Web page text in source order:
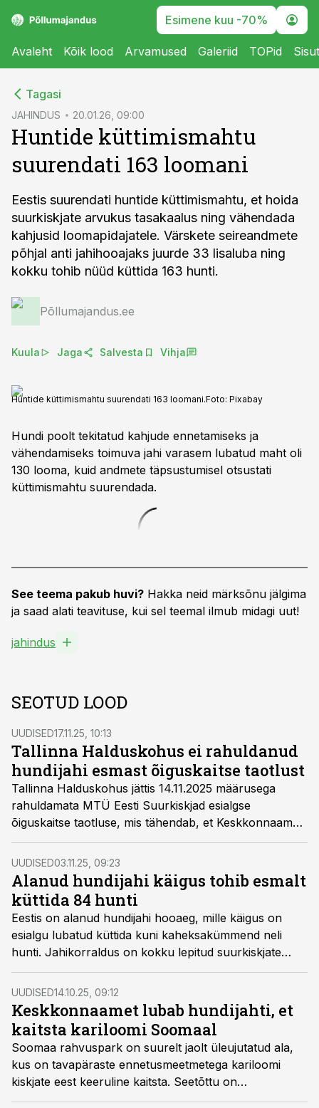
Esimene kuu -70%
Avaleht Kõik lood Arvamused Galeriid TOPid
Tagasi
JAHINDUS 20.01.26, 09:00
Huntide küttimismahtu
suurendati 163 loomani
Eestis suurendati huntide küttimismahtu, et hoida
suurkiskjate arvukus tasakaalus ning vähendada
kahjusid loomapidajatele. Värskete seireandmete
põhjal anti jahihooajaks juurde 33 lisaluba ning
kokku tohib nüüd küttida 163 hunti.
Põllumajandus.ee
Kuula Jaga Salvesta Vihja
Huntide küttimismahtu suurendati 163 loomani.Foto: Pixabay
Hundi poolt tekitatud kahjude ennetamiseks ja
vähendamiseks toimuva jahi varasem lubatud maht oli
130 looma, kuid andmete täpsustumisel otsustati
küttimismahtu suurendada.
See teema pakub huvi? Hakka neid märksõnu jälgima
ja saad alati teavituse, kui sel teemal ilmub midagi uut!
jahindus
SEOTUD LOOD
UUDISED17.11.25, 10:13
Tallinna Halduskohus ei rahuldanud
hundijahi esmast õiguskaitse taotlust
Tallinna Halduskohus jättis 14.11.2025 määrusega
rahuldamata MTÜ Eesti Suurkiskjad esialgse
õiguskaitse taotluse, mis tähendab, et Keskkonnaameti
31.10.2025 välja antud korraldus 84 hundi küttimiseks
on kehtiv.
UUDISED03.11.25, 09:23
Alanud hundijahi käigus tohib esmalt
küttida 84 hunti
Eestis on alanud hundijahi hooaeg, mille käigus on
esialgu lubatud küttida kuni kaheksakümmend neli
hunti. Jahikorraldus on kokku lepitud suurkiskjate
koostöökogus ning jaht toimub ohjamisalade põhiselt.
Vajaduse korral võib Keskkonnaamet kvooti hooaja
jooksul täiendada, kui laekub uusi andmeid huntide
leviku ja arvukuse kohta. Hundijahi hooaeg kestab 1.
novembrist kuni veebruari lõpuni.
UUDISED14.10.25, 09:12
Keskkonnaamet lubab hundijahti, et
kaitsta kariloomi Soomaal
Soomaa rahvuspark on suurelt jaolt üleujutatud ala,
kus on tavapäraste ennetusmeetmetega kariloomi
kiskjate eest keeruline kaitsta. Seetõttu on
Keskkonnaamet andnud piirkonnas välja kuus eriluba